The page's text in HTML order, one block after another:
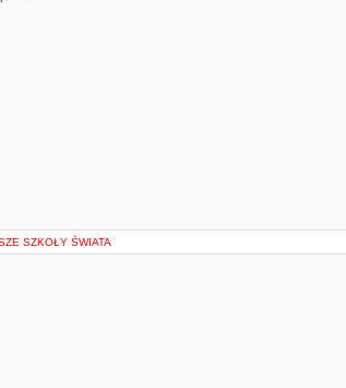
SZKOŁY ŚWIATA